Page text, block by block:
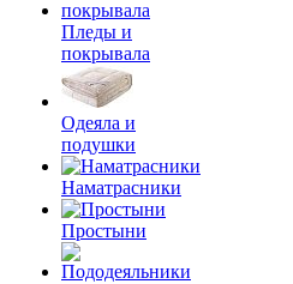
Пледы и
покрывала
Одеяла и
подушки
Наматрасники
Простыни